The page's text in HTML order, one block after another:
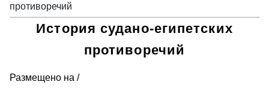
противоречий
История судано-египетских
противоречий
Размещено на /